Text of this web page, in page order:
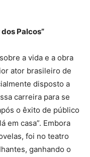
Palcos”
a vida e a obra
ator brasileiro de
disposto a
carreira para se
o êxito de público
em casa”. Embora
foi no teatro
ganhando o